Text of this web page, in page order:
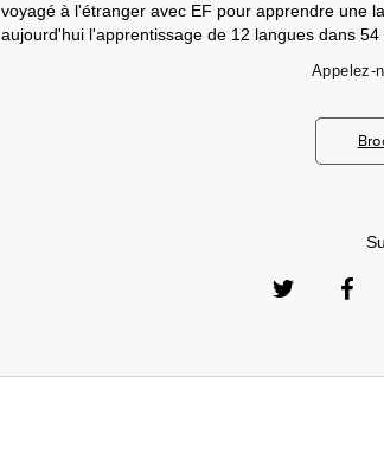
voyagé à l'étranger avec EF pour apprendre une
aujourd'hui l'apprentissage de 12 langues dans
Appelez-